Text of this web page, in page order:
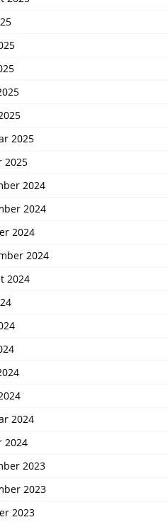
2025
2025
2024
2024
2024
2024
2024
2024
2024
2023
2023
2023